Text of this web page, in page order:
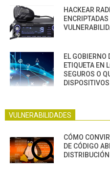
HACKEAR
EL GOBIERNO
ETIQUETA EN
SEGUROS O
VULNERABILIDADES
CÓMO
DE CÓDIGO